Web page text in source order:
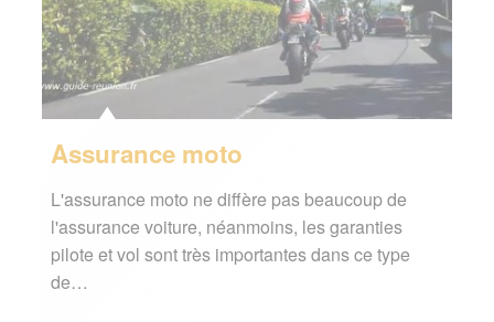
Assurance moto
L'assurance moto ne diffère pas beaucoup de
l'assurance voiture, néanmoins, les garanties
pilote et vol sont très importantes dans ce type
de…